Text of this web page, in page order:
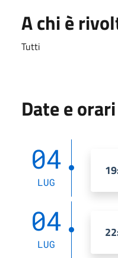
A chi è
Tutti
Date e orari
04
LUG
04
LUG